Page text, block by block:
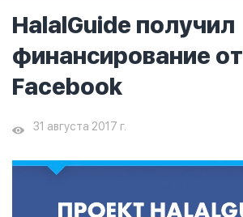
HalalGuide получил
финансирование от
Facebook
31 августа 2017 г.